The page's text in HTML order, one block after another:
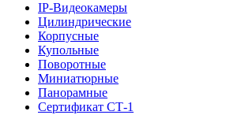
IP-Видеокамеры
Цилиндрические
Корпусные
Купольные
Поворотные
Миниатюрные
Панорамные
Сертификат СТ-1